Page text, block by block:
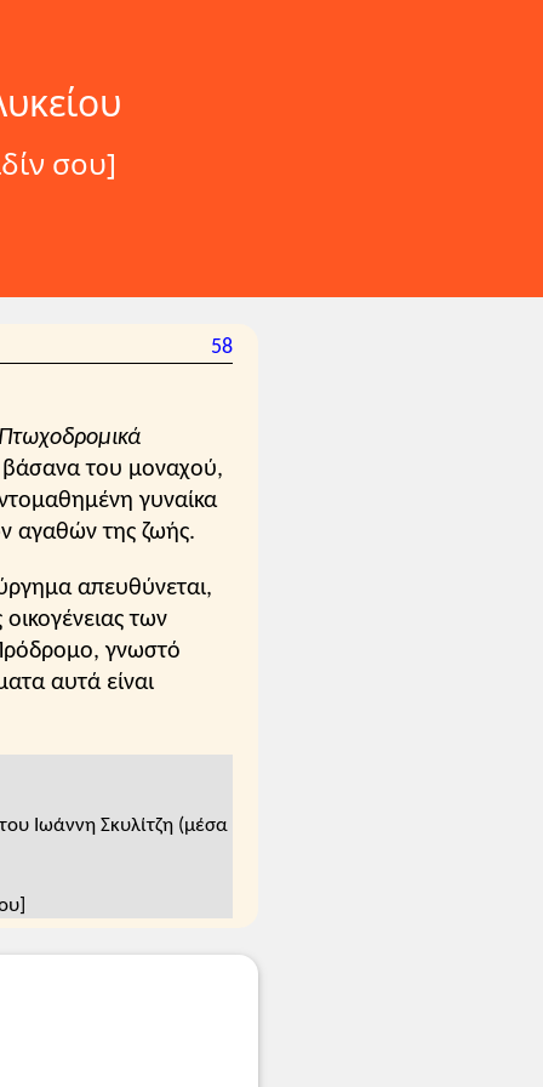
σου]
58
βάσανα του μοναχού,
γυναίκα
αγαθών της ζωής.
απευθύνεται,
των
γνωστό
αυτά είναι
Ιωάννη Σκυλίτζη (μέσα